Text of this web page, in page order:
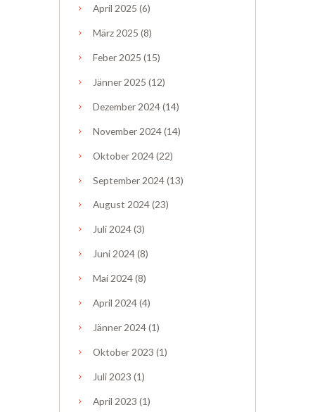
April 2025 (6)
März 2025 (8)
Feber 2025 (15)
Jänner 2025 (12)
Dezember 2024(14)
November 2024(14)
Oktober 2024(22)
September 2024(13)
August 2024(23)
Juli 2024(3)
Juni 2024(8)
Mai 2024(8)
April 2024(4)
Jänner 2024(1)
Oktober 2023 (1)
Juli 2023 (1)
April 2023 (1)